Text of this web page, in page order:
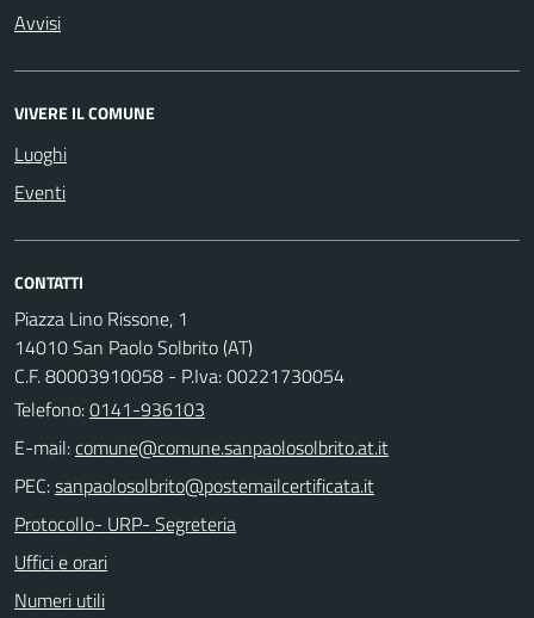
Avvisi
VIVERE IL COMUNE
Luoghi
Eventi
CONTATTI
Piazza Lino Rissone, 1
14010 San Paolo Solbrito (AT)
C.F. 80003910058 - P.Iva: 00221730054
Telefono:0141-936103
E-mail:
PEC:
Protocollo- URP- Segreteria
Uffici e orari
Numeri utili